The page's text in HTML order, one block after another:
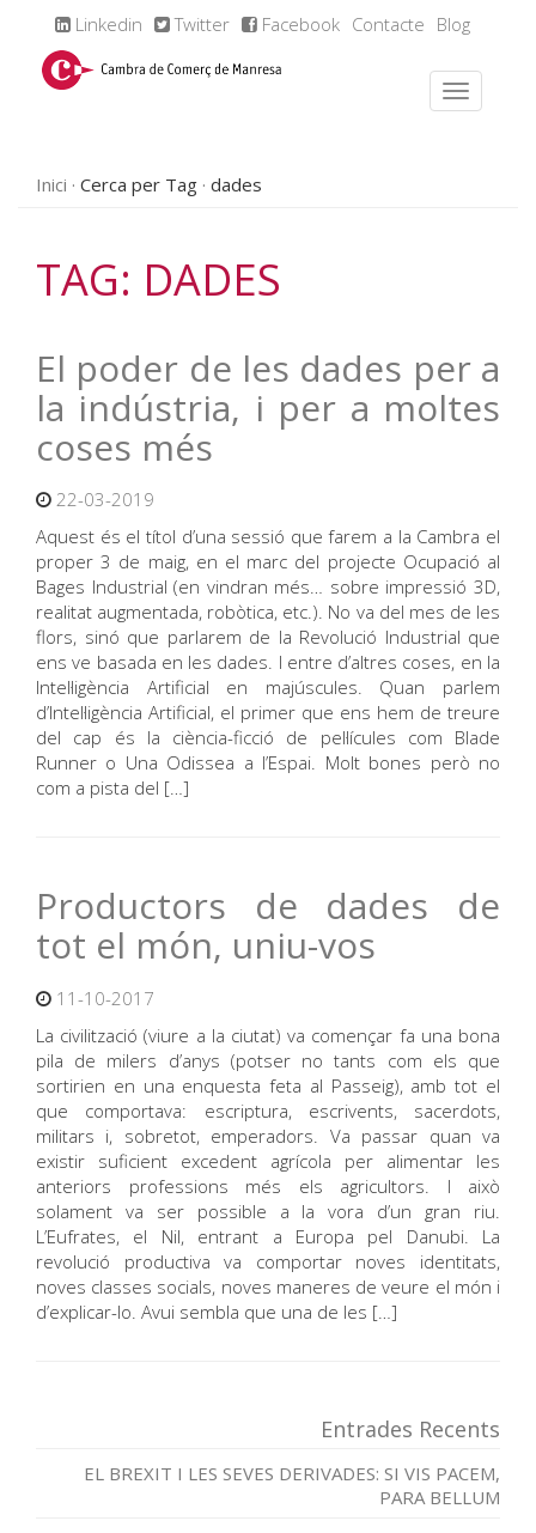
Linkedin Twitter Facebook Contacte Blog
Inici Cerca per Tag dades
TAG: DADES
El poder de les dades per a
la indústria, i per a moltes
coses més
22-03-2019
Aquest és el títol d’una sessió que farem a la Cambra el
proper 3 de maig, en el marc del projecte Ocupació al
Bages Industrial (en vindran més… sobre impressió 3D,
realitat augmentada, robòtica, etc.). No va del mes de les
flors, sinó que parlarem de la Revolució Industrial que
ens ve basada en les dades. I entre d’altres coses, en la
Intel·ligència Artificial en majúscules. Quan parlem
d’Intel·ligència Artificial, el primer que ens hem de treure
del cap és la ciència-ficció de pel·lícules com Blade
Runner o Una Odissea a l’Espai. Molt bones però no
com a pista del […]
Productors de dades de
tot el món, uniu-vos
11-10-2017
La civilització (viure a la ciutat) va començar fa una bona
pila de milers d’anys (potser no tants com els que
sortirien en una enquesta feta al Passeig), amb tot el
que comportava: escriptura, escrivents, sacerdots,
militars i, sobretot, emperadors. Va passar quan va
existir suficient excedent agrícola per alimentar les
anteriors professions més els agricultors. I això
solament va ser possible a la vora d’un gran riu.
L’Eufrates, el Nil, entrant a Europa pel Danubi. La
revolució productiva va comportar noves identitats,
noves classes socials, noves maneres de veure el món i
d’explicar-lo. Avui sembla que una de les […]
Entrades Recents
EL BREXIT I LES SEVES DERIVADES: SI VIS PACEM,
PARA BELLUM